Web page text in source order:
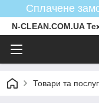
Сплачене
N-CLEAN.COM.UA
Товари та